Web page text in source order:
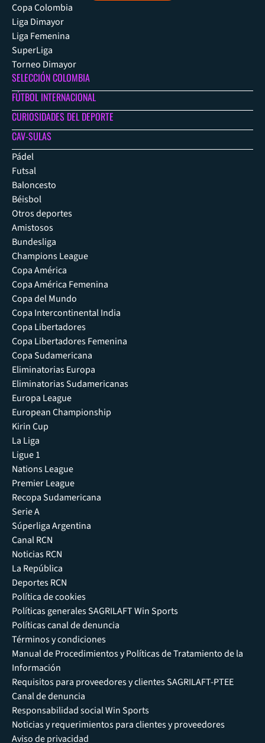
Copa Colombia
Liga Dimayor
Liga Femenina
SuperLiga
Torneo Dimayor
SELECCIÓN COLOMBIA
FÚTBOL INTERNACIONAL
CURIOSIDADES DEL DEPORTE
CAV-SULAS
Pádel
Futsal
Baloncesto
Béisbol
Otros deportes
Amistosos
Bundesliga
Champions League
Copa América
Copa América Femenina
Copa del Mundo
Copa Intercontinental India
Copa Libertadores
Copa Libertadores Femenina
Copa Sudamericana
Eliminatorias Europa
Eliminatorias Sudamericanas
Europa League
European Championship
Kirin Cup
La Liga
Ligue 1
Nations League
Premier League
Recopa Sudamericana
Serie A
Súperliga Argentina
Canal RCN
Noticias RCN
La República
Deportes RCN
Política de cookies
Políticas generales SAGRILAFT Win Sports
Políticas canal de denuncia
Términos y condiciones
Manual de Procedimientos y Políticas de Tratamiento de la
Información
Requisitos para proveedores y clientes SAGRILAFT-PTEE
Canal de denuncia
Responsabilidad social Win Sports
Noticias y requerimientos para clientes y proveedores
Aviso de privacidad